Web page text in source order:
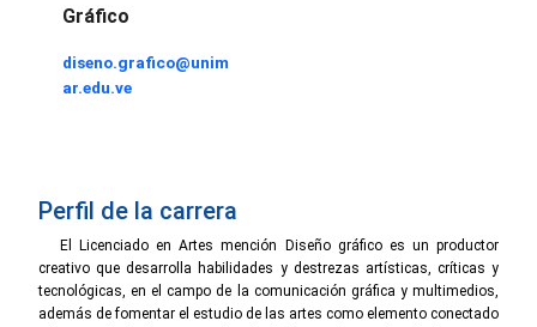
Gráfico
diseno.grafico@unim
ar.edu.ve
Perfil de la carrera
El Licenciado en Artes mención Diseño gráfico es un productor
creativo que desarrolla habilidades y destrezas artísticas, críticas y
tecnológicas, en el campo de la comunicación gráfica y multimedios,
además de fomentar el estudio de las artes como elemento conectado